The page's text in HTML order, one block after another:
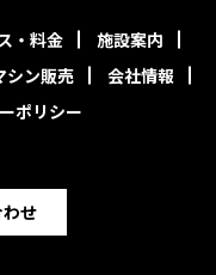
・料金
施設案内
シン販売
会社情報
ポリシー
せ